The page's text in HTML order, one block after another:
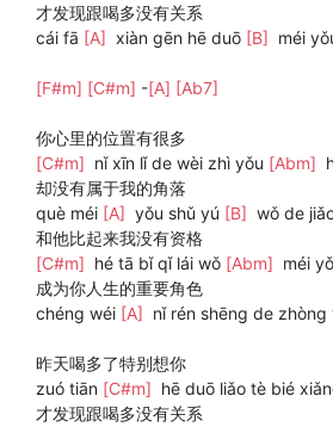
才发现跟喝多没有关系
cái fā [A] xiàn gēn hē duō [B] méi
[F#m] [C#m] -[A] [Ab7]
你心里的位置有很多
[C#m] nǐ xīn lǐ de wèi zhì yǒu [Abm]
却没有属于我的角落
què méi [A] yǒu shǔ yú [B] wǒ de
和他比起来我没有资格
[C#m] hé tā bǐ qǐ lái wǒ [Abm] méi
成为你人生的重要角色
chéng wéi [A] nǐ rén shēng de zhòng
昨天喝多了特别想你
zuó tiān [C#m] hē duō liǎo tè bié
才发现跟喝多没有关系